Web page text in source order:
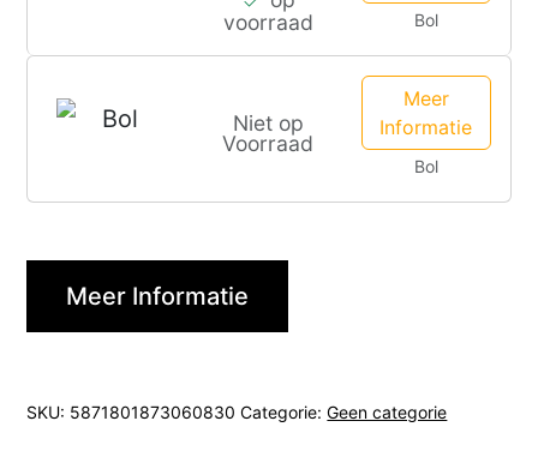
voorraad
Bol
Niet op
Voorraad
Meer
Informatie
Bol
Meer Informatie
SKU: 5871801873060830 Categorie:Geen categorie